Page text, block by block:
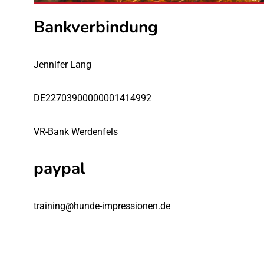
Bankverbindung
Jennifer Lang
DE22703900000001414992
VR-Bank Werdenfels
paypal
training@hunde-impressionen.de